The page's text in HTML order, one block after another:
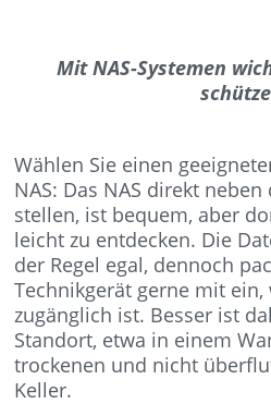
Mit NAS-Systemen
Wählen Sie einen
NAS: Das NAS direkt neben
stellen, ist bequem, aber
leicht zu entdecken. Die
der Regel egal, dennoch
Technikgerät gerne mit
zugänglich ist. Besser ist
Standort, etwa in einem
trockenen und nicht
Keller.